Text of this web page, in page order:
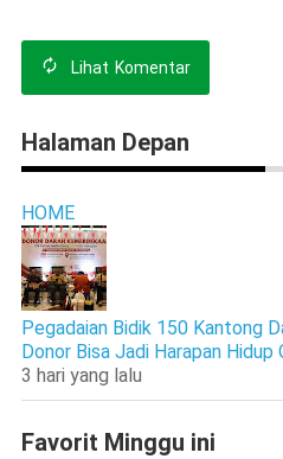
Lihat Komentar
Halaman Depan
HOME
Pegadaian Bidik 150 Kantong
Donor Bisa Jadi Harapan Hidup
3 hari yang lalu
Favorit Minggu ini